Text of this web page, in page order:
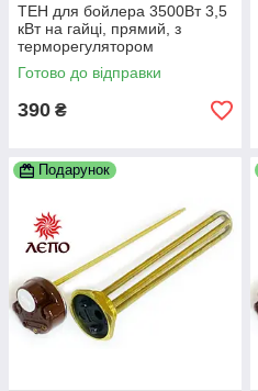
ТЕН для бойлера 3500Вт 3,5
кВт на гайці, прямий, з
терморегулятором
Готово до відправки
390 ₴
Подарунок